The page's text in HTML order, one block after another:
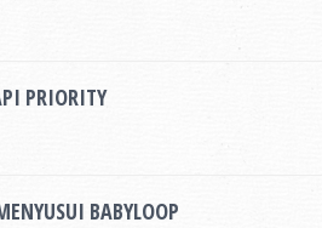
PRIORITY
BABYLOOP